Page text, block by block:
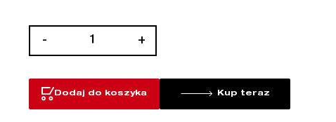
-
odporne
+
Dodaj do koszyka Kup teraz